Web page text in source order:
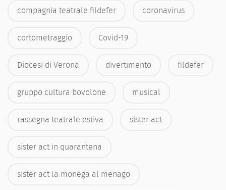
compagnia teatrale fildefer coronavirus
cortometraggio Covid-19
Diocesi di Verona divertimento fildefer
gruppo cultura bovolone musical
rassegna teatrale estiva sister act
sister act in quarantena
sister act la monega al menago